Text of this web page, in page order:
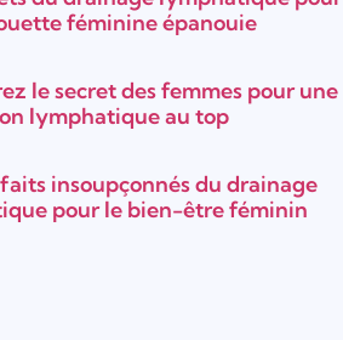
féminine épanouie
le secret des femmes pour une
lymphatique au top
insoupçonnés du drainage
pour le bien-être féminin